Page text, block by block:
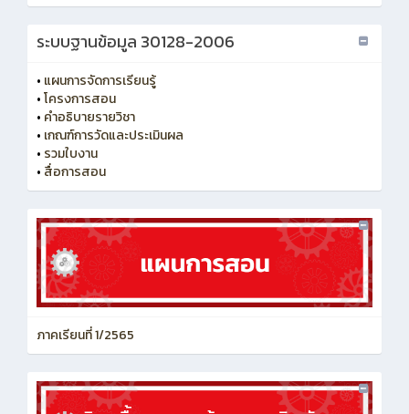
ระบบฐานข้อมูล 30128-2006
• แผนการจัดการเรียนรู้
•โครงการสอน
• คำอธิบายรายวิชา
• เกณฑ์การวัดและประเมินผล
• รวมใบงาน
• สื่อการสอน
ภาคเรียนที่ 1/2565